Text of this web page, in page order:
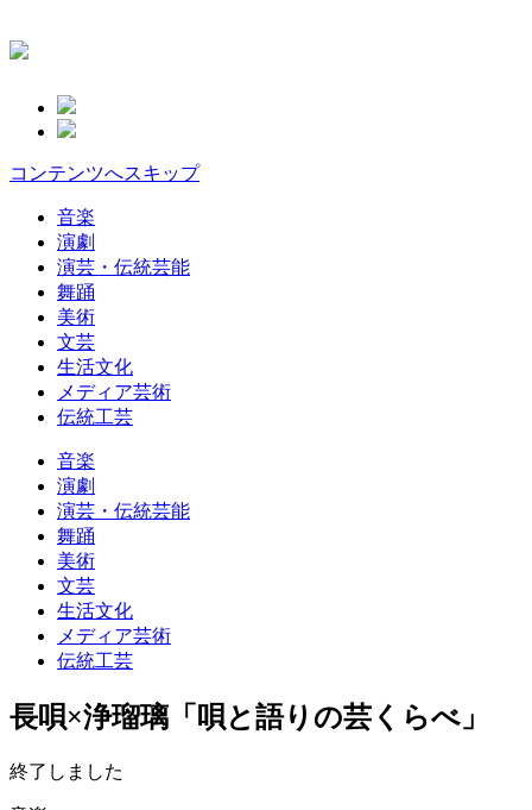
コンテンツへスキップ
音楽
演劇
演芸・伝統芸能
舞踊
美術
文芸
生活文化
メディア芸術
伝統工芸
音楽
演劇
演芸・伝統芸能
舞踊
美術
文芸
生活文化
メディア芸術
伝統工芸
長唄×浄瑠璃「唄と語りの芸くらべ」
終了しました